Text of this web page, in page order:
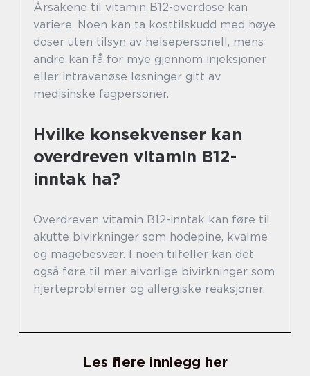
Årsakene til vitamin B12-overdose kan
variere. Noen kan ta kosttilskudd med høye
doser uten tilsyn av helsepersonell, mens
andre kan få for mye gjennom injeksjoner
eller intravenøse løsninger gitt av
medisinske fagpersoner.
Hvilke konsekvenser kan
overdreven vitamin B12-
inntak ha?
Overdreven vitamin B12-inntak kan føre til
akutte bivirkninger som hodepine, kvalme
og magebesvær. I noen tilfeller kan det
også føre til mer alvorlige bivirkninger som
hjerteproblemer og allergiske reaksjoner.
Les flere innlegg her